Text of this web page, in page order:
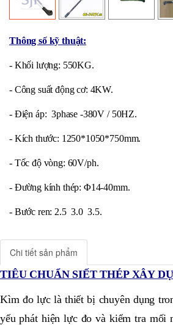
Thông số kỹ thuật:
- Khối lượng: 550KG.
- Công suất động cơ: 4KW.
- Điện áp: 3phase -380V / 50HZ.
- Kích thước: 1250*1050*750mm.
- Tốc độ vòng: 60V/ph.
- Đường kính thép: Φ14-40mm.
- Bước ren: 2.5 3.0 3.5.
Chi tiết sản phẩm
TIÊU CHUẨN SIẾT THÉP XÂY
Kìm đo lực là thiết bị chuyên dụng
yếu phát hiện lực đo và kiểm tra mối